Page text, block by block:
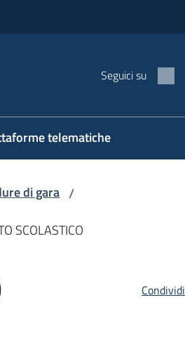
Seguici su
telematiche
di gara /
SCOLASTICO
Condividi